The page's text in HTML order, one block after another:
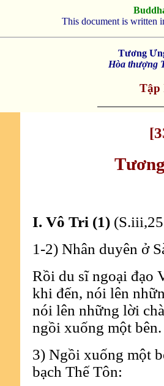
This document is written
Tương
Hòa thượng
Tập
I. Vô Tri (1)
1-2) Nhân duyên ở
Rồi du sĩ ngoại đạo
khi đến, nói lên
nói lên những lời
ngồi xuống một bên.
3) Ngồi xuống một
bạch Thế Tôn: